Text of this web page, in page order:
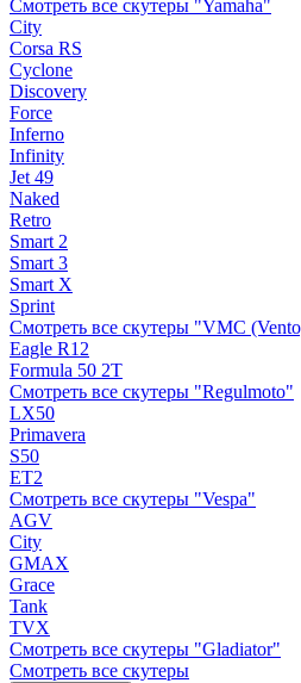
Смотреть все скутеры "Yamaha"
City
Corsa RS
Cyclone
Discovery
Force
Inferno
Infinity
Jet 49
Naked
Retro
Smart 2
Smart 3
Smart X
Sprint
Смотреть все скутеры "VMC
Eagle R12
Formula 50 2Т
Смотреть все скутеры "Regulmoto"
LX50
Primavera
S50
ET2
Смотреть все скутеры "Vespa"
AGV
City
GMAX
Grace
Tank
TVX
Смотреть все скутеры "Gladiator"
Смотреть все скутеры